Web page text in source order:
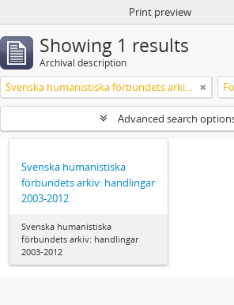
Print preview
Showing 1 results
Archival description
Svenska humanistiska förbundets arkiv: handlingar 2003-2012
Advanced search
Svenska humanistiska
förbundets arkiv: handlingar
2003-2012
Svenska humanistiska
förbundets arkiv: handlingar
2003-2012